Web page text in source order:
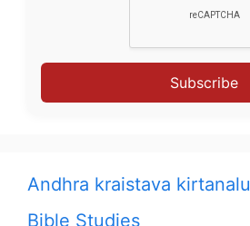
Subscribe
Andhra kraistava kirtanalu
Bible Studies